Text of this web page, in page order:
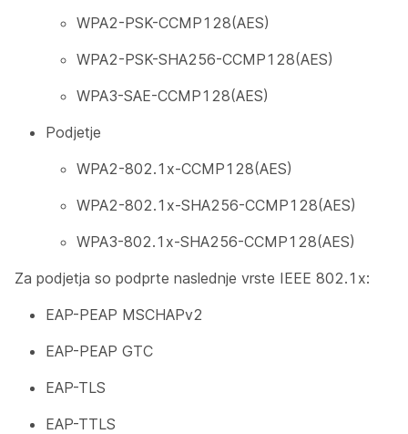
WPA2-PSK-CCMP128(AES)
WPA2-PSK-SHA256-CCMP128(AES)
WPA3-SAE-CCMP128(AES)
Podjetje
WPA2-802.1x-CCMP128(AES)
WPA2-802.1x-SHA256-CCMP128(AES)
WPA3-802.1x-SHA256-CCMP128(AES)
Za podjetja so podprte naslednje vrste IEEE 802.1x:
EAP-PEAP MSCHAPv2
EAP-PEAP GTC
EAP-TLS
EAP-TTLS